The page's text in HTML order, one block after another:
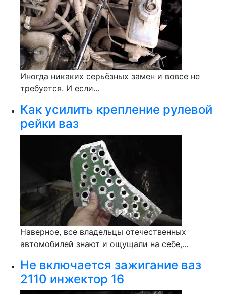
Иногда никаких серьёзных замен и вовсе не
требуется. И если...
Как усилить крепление рулевой
рейки ваз
Наверное, все владельцы отечественных
автомобилей знают и ощущали на себе,...
Не включается зажигание ваз
2110 инжектор 16